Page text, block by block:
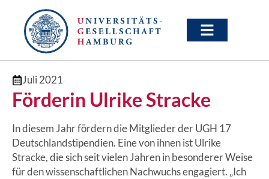
Juli 2021
Förderin Ulrike Stracke
In diesem Jahr fördern die Mitglieder der UGH 17
Deutschlandstipendien. Eine von ihnen ist Ulrike
Stracke, die sich seit vielen Jahren in besonderer Weise
für den wissenschaftlichen Nachwuchs engagiert. „Ich